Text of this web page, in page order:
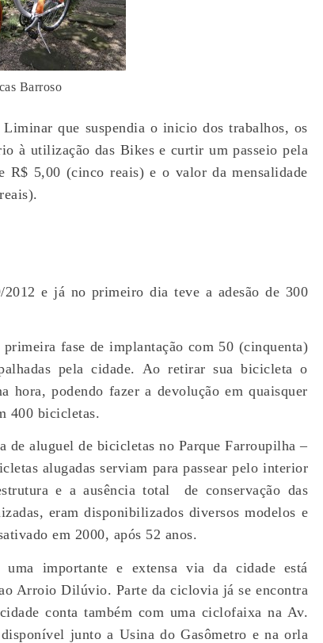
Barroso
que suspendia o inicio dos trabalhos, os
à utilização das Bikes e curtir um passeio pela
5,00 (cinco reais) e o valor da mensalidade
e já no primeiro dia teve a adesão de 300
fase de implantação com 50 (cinquenta)
pela cidade. Ao retirar sua bicicleta o
hora, podendo fazer a devolução em quaisquer
400 bicicletas.
de aluguel de bicicletas no Parque Farroupilha –
alugadas serviam para passear pelo interior
e a ausência total
de conservação das
eram disponibilizados diversos modelos e
em 2000, após 52 anos.
importante e extensa via da cidade está
Arroio Dilúvio. Parte da ciclovia já se encontra
conta também com uma ciclofaixa na Av.
junto a Usina do Gasômetro e na orla